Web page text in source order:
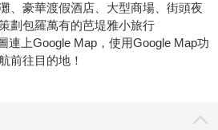
、豪華渡假酒店、大型商場、街頭夜
劃包羅萬有的芭堤雅小旅行
連上Google Map，使用Google Map功
前往目的地！